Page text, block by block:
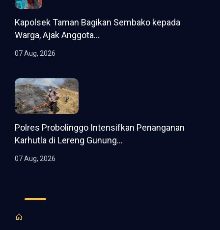
Kapolsek Taman Bagikan Sembako kepada
Warga, Ajak Anggota...
07 Aug, 2026
Polres Probolinggo Intensifkan Penanganan
Karhutla di Lereng Gunung...
07 Aug, 2026